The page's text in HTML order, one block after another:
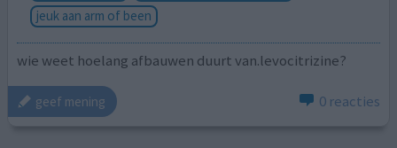
jeuk aan arm of been
wie weet hoelang afbauwen duurt van.levocitrizine?
geef mening 0 reacties